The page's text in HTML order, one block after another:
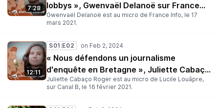
7:28
lobbys », Gwenvaël Delanoë sur France
Info
Gwenvaël Delanoë est au micro de France Info, le 17
mars 2021.
12:11
S01:E02
« Nous défendons un journalisme
d'enquête en Bretagne », Juliette Cabaço
Roger sur Canal B
Juliette Cabaço Roger est au micro de Lucile Louâpre,
sur Canal B, le 16 février 2021.